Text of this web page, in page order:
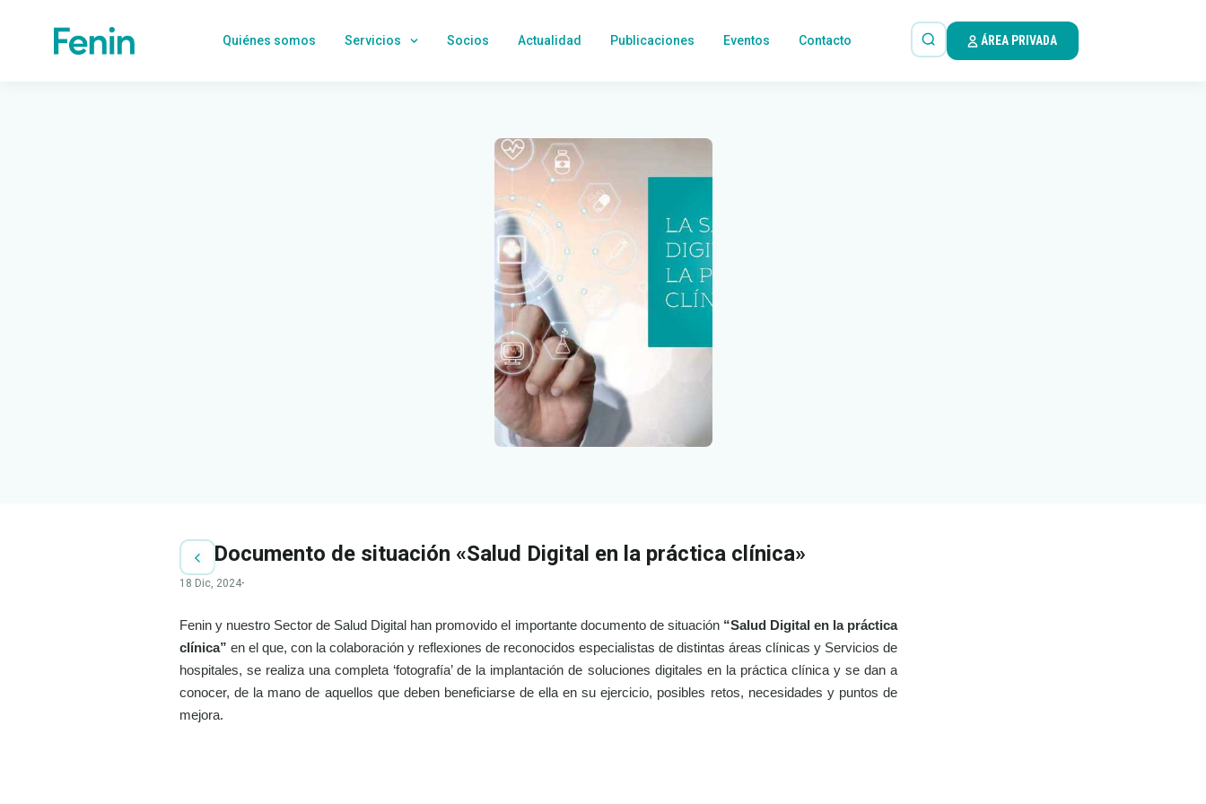
Quiénes somos Servicios Socios Actualidad Publicaciones Eventos Contacto ÁREA PRIVADA
Documento de situación «Salud Digital en la práctica clínica»
18 Dic, 2024·
Fenin y nuestro Sector de Salud Digital han promovido el importante documento de situación “Salud Digital en la práctica
clínica” en el que, con la colaboración y reflexiones de reconocidos especialistas de distintas áreas clínicas y Servicios de
hospitales, se realiza una completa ‘fotografía’ de la implantación de soluciones digitales en la práctica clínica y se dan a
conocer, de la mano de aquellos que deben beneficiarse de ella en su ejercicio, posibles retos, necesidades y puntos de
mejora.